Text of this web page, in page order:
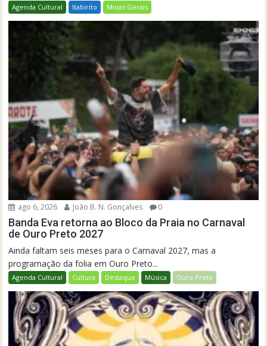
Agenda Cultural Itabirito Minas Gerais
ago 6, 2026 João B. N. Gonçalves 0
Banda Eva retorna ao Bloco da Praia no Carnaval
de Ouro Preto 2027
Ainda faltam seis meses para o Carnaval 2027, mas a
programação da folia em Ouro Preto...
Agenda Cultural Cultura Destaque Música Ouro Preto